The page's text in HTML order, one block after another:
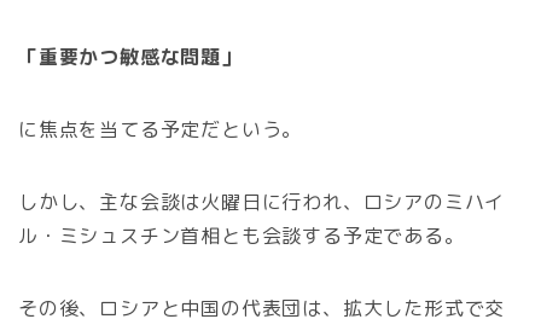
「重要かつ敏感な問題」
に焦点を当てる予定だという。
しかし、主な会談は火曜日に行われ、ロシアのミハイ
ル・ミシュスチン首相とも会談する予定である。
その後、ロシアと中国の代表団は、拡大した形式で交